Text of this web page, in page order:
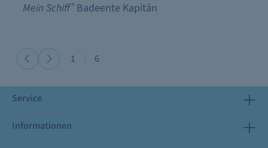
Mein Schiff® Badeente Kapitän
1 6
Service
Informationen